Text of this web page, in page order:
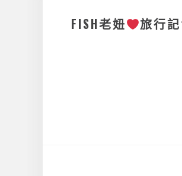
FISH老妞 旅行